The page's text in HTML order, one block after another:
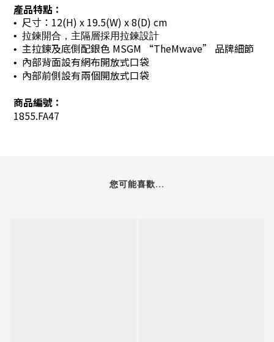
產品特點：
• 尺寸：12(H) x 19.5(W) x 8(D) cm
• 拉鍊開合，主隔層採用拉鍊設計
• 主拉鍊及底側配銀色 MSGM “TheMwave” 品牌細節
• 內部背面設有網布開放式口袋
• 內部前側設有兩個開放式口袋
商品編號：
1855.FA47
您可能喜歡...